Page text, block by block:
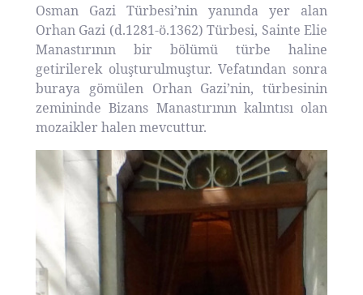
Osman Gazi Türbesi’nin yanında yer alan
Orhan Gazi (d.1281-ö.1362) Türbesi, Sainte Elie
Manastırının bir bölümü türbe haline
getirilerek oluşturulmuştur. Vefatından sonra
buraya gömülen Orhan Gazi’nin, türbesinin
zemininde Bizans Manastırının kalıntısı olan
mozaikler halen mevcuttur.